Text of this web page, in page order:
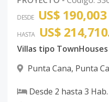
DESDE US$ 190,003
HASTA US$
Villas tipo
Punta Cana, Punta
Desde 2 hasta 3 Hab.